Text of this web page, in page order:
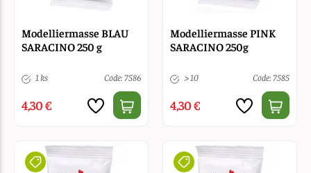
Modelliermasse BLAU
SARACINO 250 g
1 ks Code: 7586
4,30 €
Modelliermasse PINK
SARACINO 250g
> 10 Code: 7585
4,30 €